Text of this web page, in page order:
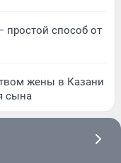
простой способ от
жены в Казани
сына